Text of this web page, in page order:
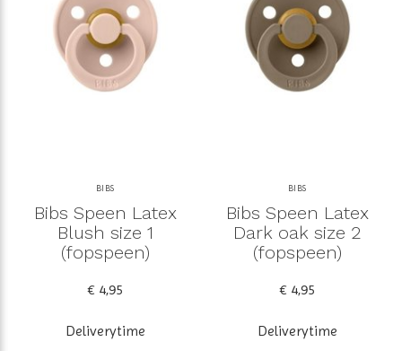
BIBS
Bibs Speen Latex
Blush size 1
(fopspeen)
€ 4,95
Deliverytime
BIBS
Bibs Speen Latex
Dark oak size 2
(fopspeen)
€ 4,95
Deliverytime